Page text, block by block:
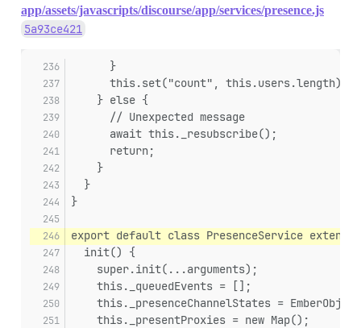
app/assets/javascripts/discourse/app/services/presence.js
5a93ce421
      }
      this.set("count", this.users.length);
    } else {
      // Unexpected message
      await this._resubscribe();
      return;
    }
  }
}
export default class PresenceService
  init() {
    super.init(...arguments);
    this._queuedEvents = [];
this._presenceChannelStates =
    this._presentProxies = new Map();